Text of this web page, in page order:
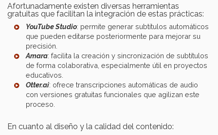
Afortunadamente existen diversas herramientas
gratuitas que facilitan la integración de estas prácticas:
YouTube Studio: permite generar subtítulos automáticos
que pueden editarse posteriormente para mejorar su
precisión.
Amara: facilita la creación y sincronización de subtítulos
de forma colaborativa, especialmente útil en proyectos
educativos.
Otter.ai: ofrece transcripciones automáticas de audio
con versiones gratuitas funcionales que agilizan este
proceso.
En cuanto al diseño y la calidad del contenido: